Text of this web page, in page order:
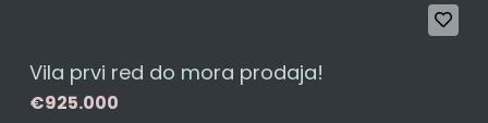
Vila prvi red do mora prodaja!
€925.000